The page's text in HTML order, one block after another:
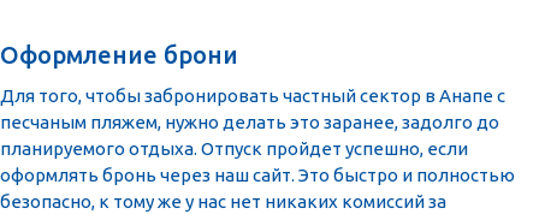
Оформление брони
Для того, чтобы забронировать частный сектор в Анапе с
песчаным пляжем, нужно делать это заранее, задолго до
планируемого отдыха. Отпуск пройдет успешно, если
оформлять бронь через наш сайт. Это быстро и полностью
безопасно, к тому же у нас нет никаких комиссий за